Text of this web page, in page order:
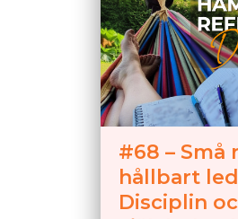
#68 –
hållbart
Disciplin